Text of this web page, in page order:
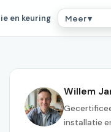
en keuring Meer ▾
Willem
installatie